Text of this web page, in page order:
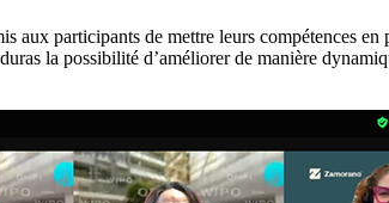
aux participants de mettre leurs compétences
la possibilité d’améliorer de manière